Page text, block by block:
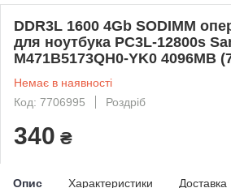
DDR3L 1600 4Gb SODIMM
для ноутбука PC3L-12800s
M471B5173QH0-YK0 4096MB
Немає в наявності
Код: 7706995
Роздріб
340 ₴
Опис Характеристики Доставка